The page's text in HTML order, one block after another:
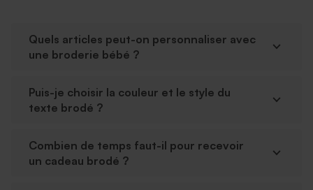
Quels articles peut-on personnaliser avec
une broderie bébé ?
Puis-je choisir la couleur et le style du
texte brodé ?
Combien de temps faut-il pour recevoir
un cadeau brodé ?